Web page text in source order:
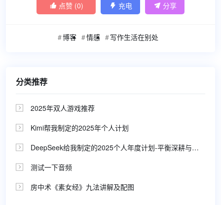
 点赞 (0)  充电  分享
博客 情感 写作生活在别处
分类推荐
 2025年双人游戏推荐
 Kimi帮我制定的2025年个人计划
 DeepSeek给我制定的2025个人年度计划-平衡深耕与探索，持续有趣与创收
 测试一下音频
 房中术《素女经》九法讲解及配图